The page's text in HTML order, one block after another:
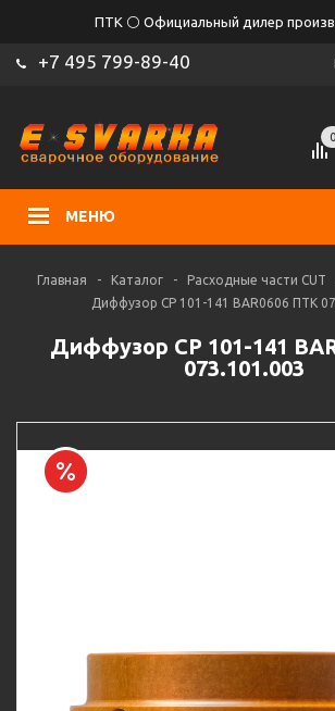
ПТК ⚪ Официальный дилер
+7 495 799-89-40
МЕНЮ
0
Главная - Каталог - Расходные части CUT
Диффузор CP 101-141 BAR0606 ПТК
Диффузор CP 101-141
073.101.003